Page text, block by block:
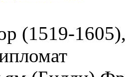
(1519-